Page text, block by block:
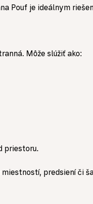
Pouf je ideálnym
Môže slúžiť ako:
priestoru.
predsiení či